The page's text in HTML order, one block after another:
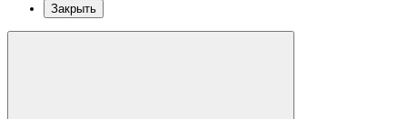
Закрыть